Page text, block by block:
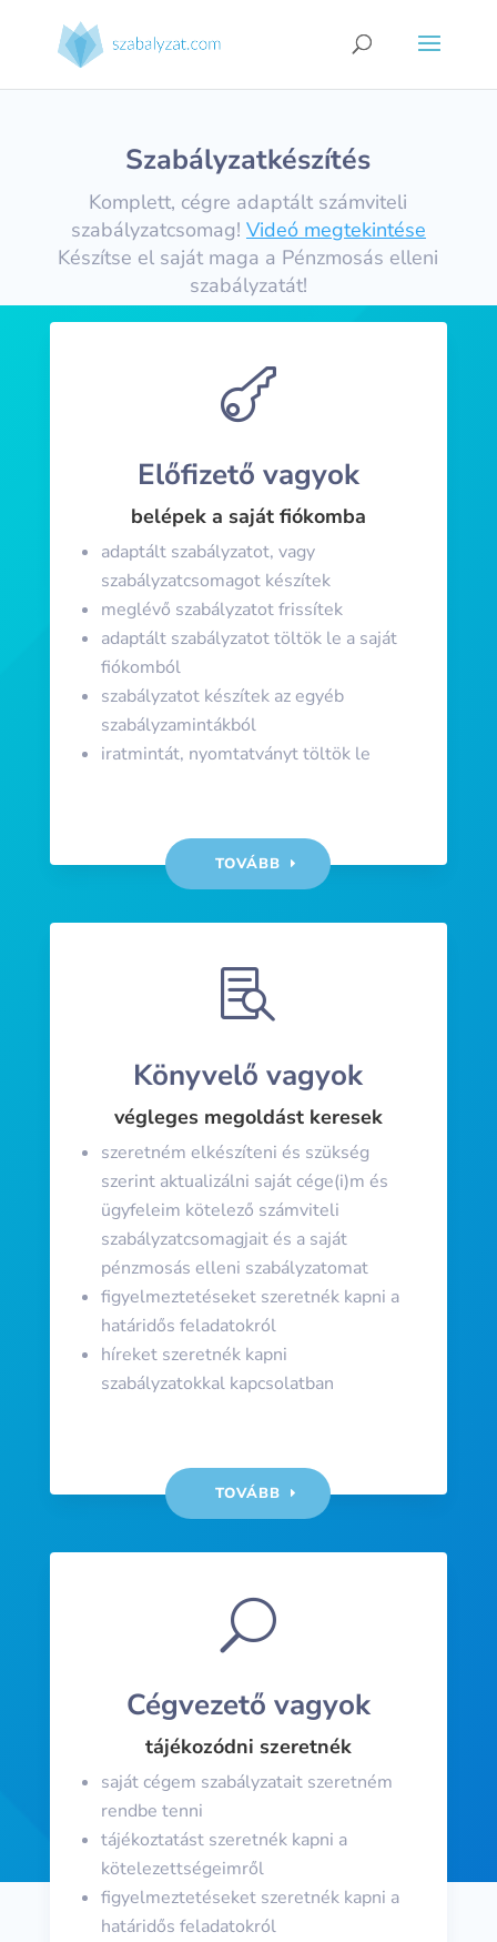
Szabályzatkészítés
Komplett, cégre adaptált számviteli
szabályzatcsomag! Videó megtekintése
Készítse el saját maga a Pénzmosás elleni
szabályzatát!

Előfizető vagyok
belépek a saját fiókomba
adaptált szabályzatot, vagy
szabályzatcsomagot készítek
meglévő szabályzatot frissítek
adaptált szabályzatot töltök le a saját
fiókomból
szabályzatot készítek az egyéb
szabályzamintákból
iratmintát, nyomtatványt töltök le
TOVÁBB

Könyvelő vagyok
végleges megoldást keresek
szeretném elkészíteni és szükség
szerint aktualizálni saját cége(i)m és
ügyfeleim kötelező számviteli
szabályzatcsomagjait és a saját
pénzmosás elleni szabályzatomat
figyelmeztetéseket szeretnék kapni a
határidős feladatokról
híreket szeretnék kapni
szabályzatokkal kapcsolatban
TOVÁBB
U
Cégvezető vagyok
tájékozódni szeretnék
saját cégem szabályzatait szeretném
rendbe tenni
tájékoztatást szeretnék kapni a
kötelezettségeimről
figyelmeztetéseket szeretnék kapni a
határidős feladatokról